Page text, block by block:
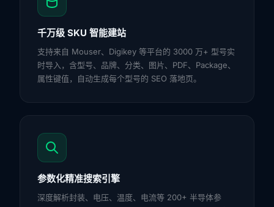
千万级 SKU 智能建站
支持来自 Mouser、Digikey 等平台的 3000 万+ 型号实
时导入，含型号、品牌、分类、图片、PDF、Package、
属性键值，自动生成每个型号的 SEO 落地页。
参数化精准搜索引擎
深度解析封装、电压、温度、电流等 200+ 半导体参